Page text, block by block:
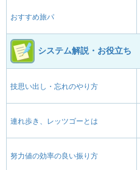
おすすめ旅パ
システム解説・お役立ち
技思い出し・忘れのやり方
連れ歩き、レッツゴーとは
努力値の効率の良い振り方